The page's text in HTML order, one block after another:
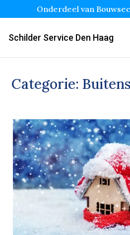
Onderdeel van
Schilder Service Den Haag
Categorie: